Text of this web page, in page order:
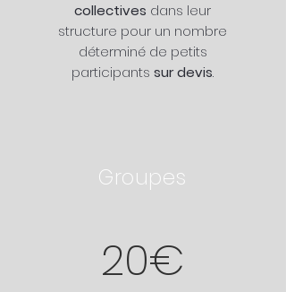
collectives dans leur
structure pour un nombre
déterminé de petits
participants sur devis.
Groupes
20€